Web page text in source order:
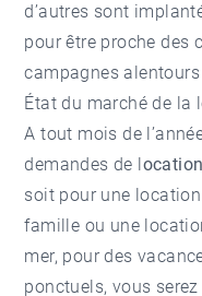
d’autres sont
pour être proche des
campagnes
État du marché de la
A tout mois de
demandes de l
soit pour une
famille ou une
mer, pour des
ponctuels, vous